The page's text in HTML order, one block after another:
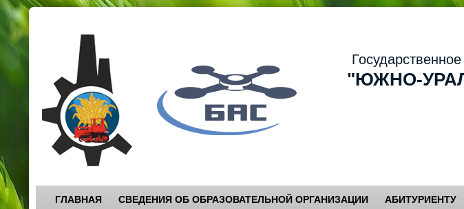
Государственное
"ЮЖНО-
ГЛАВНАЯ СВЕДЕНИЯ ОБ ОБРАЗОВАТЕЛЬНОЙ ОРГАНИЗАЦИИ АБИТУРИЕНТУ